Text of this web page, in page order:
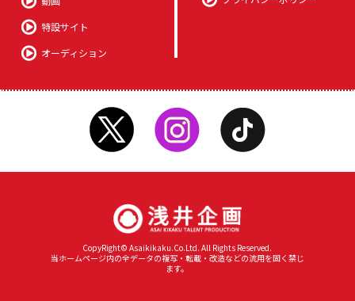
特設サイト
オーディション
CopyRight© Asaikikaku.Co.Ltd. All Rights Reserved.
当ホームページ内の全データの複写・転載・改造などの流用を固く禁じ
ます。